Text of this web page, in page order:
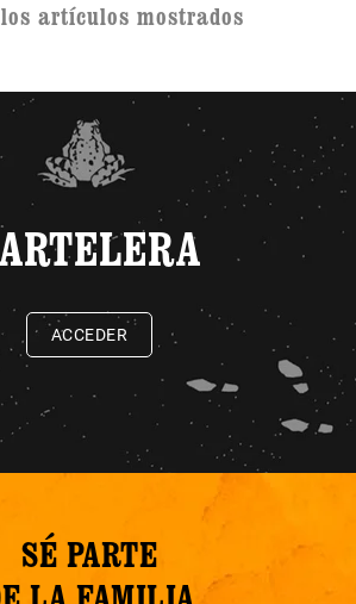
los artículos mostrados
ACCEDER
SÉ PARTE